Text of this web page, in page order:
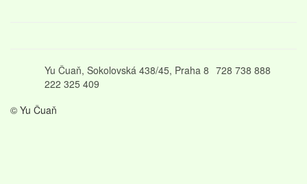
Yu Čuaň, Sokolovská 438/45, Praha 8 728 738 888
222 325 409
© Yu Čuaň